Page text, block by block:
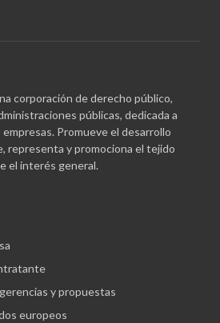
corporación de derecho público,
públicas, dedicada a
Promueve el desarrollo
representa y promociona el tejido
el interés general.
y propuestas
europeos